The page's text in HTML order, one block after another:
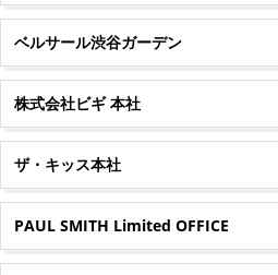
ベルサール渋谷ガーデン
株式会社ビギ 本社
ザ・キッス本社
PAUL SMITH Limited OFFICE